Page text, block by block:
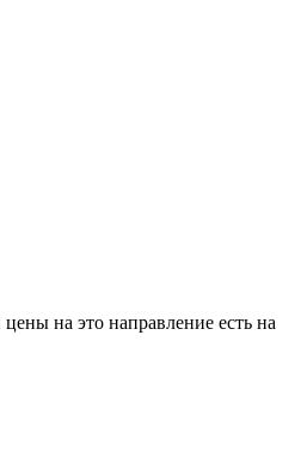
на это направление есть на